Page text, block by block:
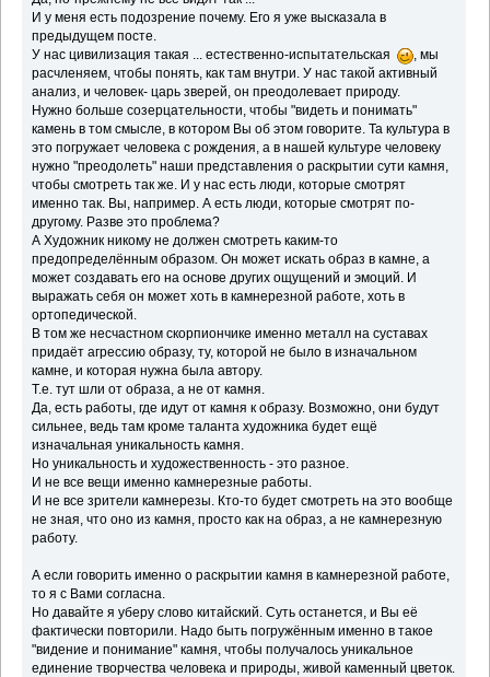
И у меня есть подозрение почему. Его я уже высказала в
предыдущем посте.
У нас цивилизация такая ... естественно-испытательская
, мы
расчленяем, чтобы понять, как там внутри. У нас такой активный
анализ, и человек- царь зверей, он преодолевает природу.
Нужно больше созерцательности, чтобы "видеть и понимать"
камень в том смысле, в котором Вы об этом говорите. Та культура в
это погружает человека с рождения, а в нашей культуре человеку
нужно "преодолеть" наши представления о раскрытии сути камня,
чтобы смотреть так же. И у нас есть люди, которые смотрят
именно так. Вы, например. А есть люди, которые смотрят по-
другому. Разве это проблема?
А Художник никому не должен смотреть каким-то
предопределённым образом. Он может искать образ в камне, а
может создавать его на основе других ощущений и эмоций. И
выражать себя он может хоть в камнерезной работе, хоть в
ортопедической.
В том же несчастном скорпиончике именно металл на суставах
придаёт агрессию образу, ту, которой не было в изначальном
камне, и которая нужна была автору.
Т.е. тут шли от образа, а не от камня.
Да, есть работы, где идут от камня к образу. Возможно, они будут
сильнее, ведь там кроме таланта художника будет ещё
изначальная уникальность камня.
Но уникальность и художественность - это разное.
И не все вещи именно камнерезные работы.
И не все зрители камнерезы. Кто-то будет смотреть на это вообще
не зная, что оно из камня, просто как на образ, а не камнерезную
работу.
А если говорить именно о раскрытии камня в камнерезной работе,
то я с Вами согласна.
Но давайте я уберу слово китайский. Суть останется, и Вы её
фактически повторили. Надо быть погружённым именно в такое
"видение и понимание" камня, чтобы получалось уникальное
единение творчества человека и природы, живой каменный цветок.